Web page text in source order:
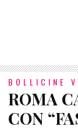
BOLLICINE
ROMA
CON